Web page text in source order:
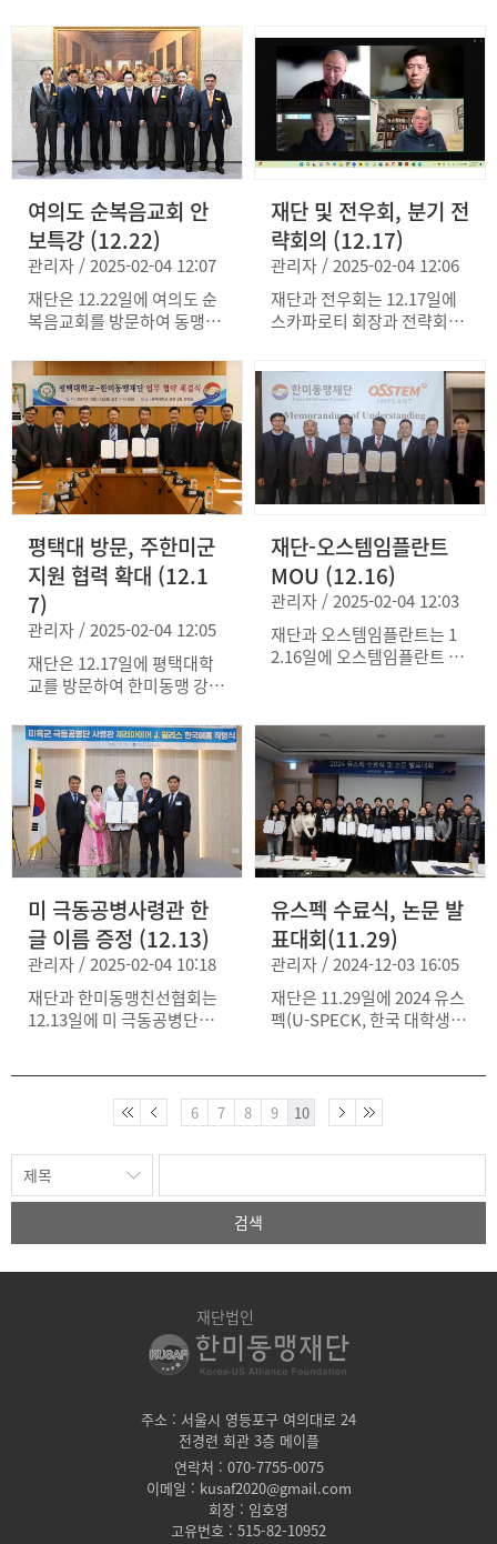
에서 팩컴북스는 임관빈 장군
의 영문 저서 "성공하고 싶다
면 오피던트가 되라"의 판매
수익 중 일부를 재단에 기부
하기로 합의했다. 재단은 한
미동맹재단의 설립 배경과 주
요 추진 사업에 대해 설명하
였고, 팩컴북스는 재단의 노
력에 공감하며 적극적인 지원
을 약속하였다. 오피던트의
영문판은 아마존에서도 판매
될 예정이다.
며, 2025년 한미동맹을 강화
하기 위한 다양한 사업을 소
개하고 지속적인 지원을 요청
했다. SK그룹은 2023년에 윌
리엄 웨버 대령과 존 싱글러
브 장군의 추모비 건립을 지
대령 한미동맹상 에세이 콘테
스트에서 SK 장학금을 수여
하고 있다. 재단과 SK그룹은
내년 5.23일에 처음으로 실시
될 한미 공동 추모 주간 및 미
현충일 추모행사를 웨버 대령
여의도 순복음교회 안
보특강 (12.22)
관리자 / 2025-02-04 12:07
재단은 12.22일에 여의도 순
복음교회를 방문하여 동맹에
호영 회장은 한미동맹의 역
사, 의미를 설명하며 동맹과
주한미군이 대한민국의 안정
과 번영을 보장해 왔다고 강
조하면서 국제 정세, 북한 위
협, 한국의 정치 상황을 고려
할 때 동맹의 중요성이 그 어
느 때보다 높아졌다고 설명하
였다. 임 회장은 주한미군 전
우회를 지원하기 위한 재단의
모금 활동에 참여를 당부하
며, 월 1만원 후원 서포터즈를
모집 중이라고 밝혔다. 이영
훈 위임목사는 동맹의 중요성
을 강조하면서 재단에 대한
전폭적인 지원을 약속하였다.
재단 및 전우회, 분기 전
략회의 (12.17)
관리자 / 2025-02-04 12:06
재단과 전우회는 12.17일에
스카파로티 회장과 전략회의
산계획을 논의하였다. 전우회
는 재단의 지원으로 회원 수
가 3만 명을 돌파하는 성과를
이루었다고 강조하며 감사를
표했다. 재단과 전우회는 한
미 양국의 정치적 변화에 관
계없이 미국 내 친한 네트워
맹을 더욱 강화하기 위해 함
께 노력해 나가기로 하였다.
평택대 방문, 주한미군
지원 협력 확대 (12.1
7)
관리자 / 2025-02-04 12:05
재단은 12.17일에 평택대학
교를 방문하여 한미동맹 강화
다. 재단과 평택대는 평택 주
둔 주한미군의 한국에 대한
이해 증진, 안정적인 주둔 여
건 조성을 위해 협력하기로
하였다. 양 기관은 평택대 학
생들의 유스펙 참여, 전우회
캠퍼스 클럽 설립, 주한미군
교육 프로그램 개설, 한국 기
업과 연계된 인턴십 프로그램
을 함께 추진할 예정이다.
재단-오스템임플란트
MOU (12.16)
관리자 / 2025-02-04 12:03
재단과 오스템임플란트는 1
2.16일에 오스템임플란트 본
를 체결했다. 최규옥 회장은 2
024년 한 해가 '아너스(Hono
rs)' 수상과 재단 이사 부임 등
으로 의미 있는 한 해였다고
강조하면서, 2025년에도 한
미동맹이 더욱 강화될 수 있
도록 적극적인 참여와 후원을
약속했다.
미 극동공병사령관 한
글 이름 증정 (12.13)
관리자 / 2025-02-04 10:18
재단과 한미동맹친선협회는
12.13일에 미 극동공병단장
글 이름 '우재희'를 증정 했다.
윌리스 대령은 한미 연합방위
태세를 강화하고 한미 양국의
가교 역할을 지속적으로 수행
할 것을 약속했다.
유스펙 수료식, 논문 발
표대회(11.29)
관리자 / 2024-12-03 16:05
재단은 11.29일에 2024 유스
펙(U-SPECK, 한국 대학생평
울대학교 전재성 교수, 유스
펙 회원, 2023 알럼나이 회원
등이 참석했다. 이승현 부회
시야에서 벗어나 국제적 안목
재로 성장해 줄 것을 당부했
논문 발표대회에서 우수한 성
적을 거둔 서울대 백진주 학
생 등 5명에게 상장과 장학금
나이 조직을 결성하고, 해군
사관학교 김서영 생도를 중심
으로 유스펙 활동을 지속해
나갈 계획이다. 유스펙은 리
퍼트 전 대사와 에이브람스
전 연합사령관 등 전문가 강
6 7 8 9 10
검색
재단법인
주소 : 서울시 영등포구 여의대로 24
전경련 회관 3층 메이플
연락처 : 070-7755-0075
이메일 : kusaf2020@gmail.com
회장 : 임호영
고유번호 : 515-82-10952